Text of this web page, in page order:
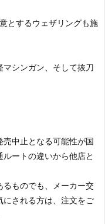
とするウェザリングも施
シンガン、そして抜刀
中止となる可能性が国
ートの違いから他店と
るものでも、メーカー交
される方は、注文をご